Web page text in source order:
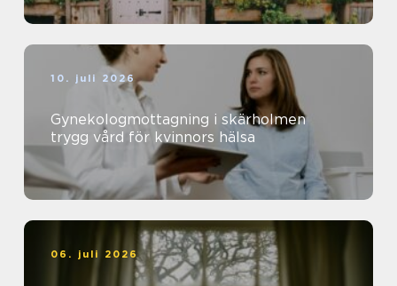
10. juli 2026
Gynekologmottagning i skärholmen
trygg vård för kvinnors hälsa
06. juli 2026